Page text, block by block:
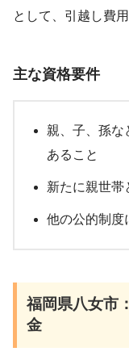
として、引越し費
主な資格要件
親、子、孫な
あること
新たに親世帯
他の公的制度
福岡県八女市
金